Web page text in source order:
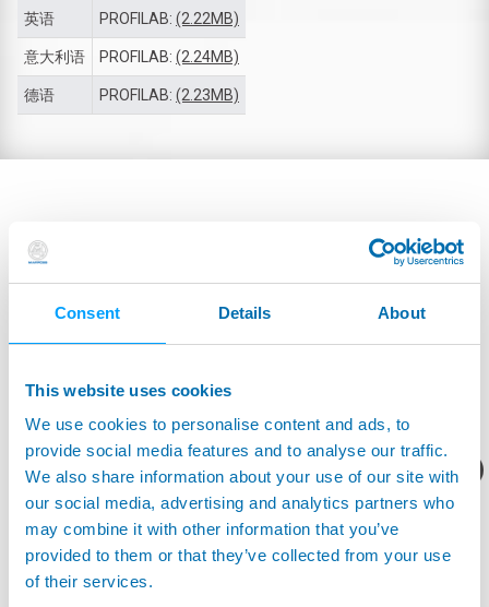
Consent Details About
This website uses cookies
We use cookies to personalise content and ads, to
provide social media features and to analyse our traffic.
We also share information about your use of our site with
our social media, advertising and analytics partners who
may combine it with other information that you’ve
provided to them or that they’ve collected from your use
of their services.
英语 PROFILAB: (2.22MB)
意大利语 PROFILAB: (2.24MB)
德语 PROFILAB: (2.23MB)
您想要了解什么呢？
产品资料/技术报价？